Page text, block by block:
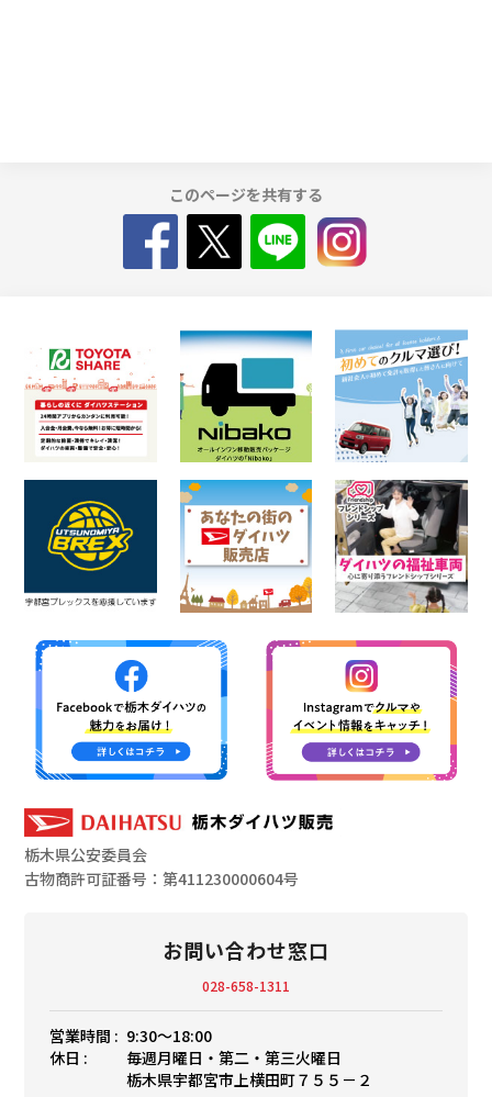
このページを共有する
栃木県公安委員会
古物商許可証番号：第411230000604号
お問い合わせ窓口
028-658-1311
営業時間 : 9:30〜18:00
休日 :
毎週月曜日・第二・第三火曜日
栃木県宇都宮市上横田町７５５－２